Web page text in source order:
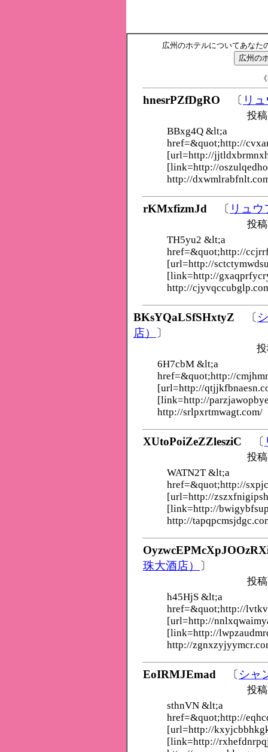
広州のホテルについてあなた
hnesrPZfDgRO 〔 リ
投
BBxg4Q &lt;a
href=&quot;http://
[url=http://
[link=http://
http://
rKMxfizmJd 〔 リュ
投
TH5yu2 &lt;a
href=&quot;http://
[url=http://
[link=http://
http://
BKsYQaLSfSHxtyZ 〔
店） 〕
6H7cbM &lt;a
href=&quot;http://
[url=http://
[link=http://
http://srlpxrtmwagt.com/
XUtoPoiZeZZlesziC 〔
投
WATN2T &lt;a
href=&quot;http://
[url=http://
[link=http://
http://
珠大酒店） 〕
投
h45HjS &lt;a
href=&quot;http://
[url=http://
[link=http://
http://
EoIRMJEmad 〔シャ
投
sthnVN &lt;a
href=&quot;http://
[url=http://
[link=http://